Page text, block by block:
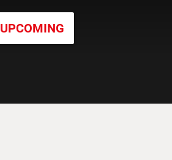
UPCOMING